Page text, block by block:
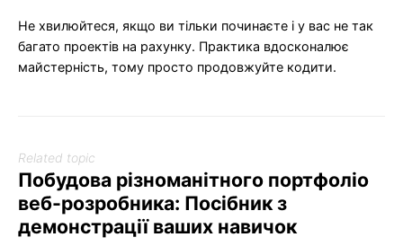
Не хвилюйтеся, якщо ви тільки починаєте і у вас не так
багато проектів на рахунку. Практика вдосконалює
майстерність, тому просто продовжуйте кодити.
Related topic
Побудова різноманітного портфоліо
веб-розробника: Посібник з
демонстрації ваших навичок